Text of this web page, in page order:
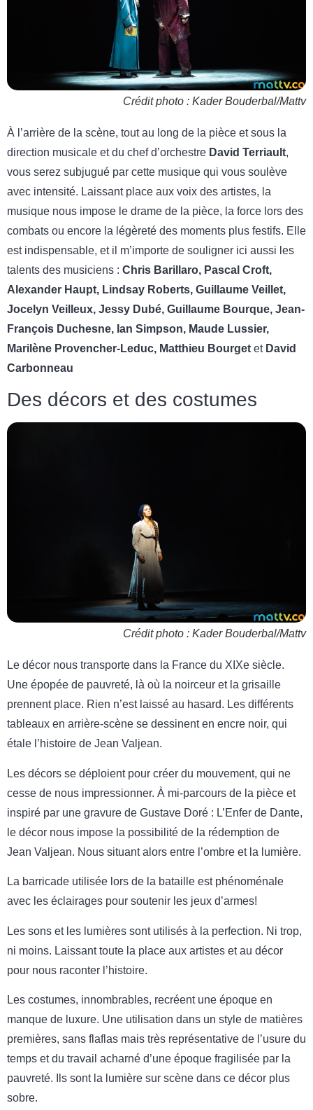
Crédit photo : Kader Bouderbal/Mattv
À l’arrière de la scène, tout au long de la pièce et sous la
direction musicale et du chef d’orchestre David Terriault,
vous serez subjugué par cette musique qui vous soulève
avec intensité. Laissant place aux voix des artistes, la
musique nous impose le drame de la pièce, la force lors des
combats ou encore la légèreté des moments plus festifs. Elle
est indispensable, et il m’importe de souligner ici aussi les
talents des musiciens : Chris Barillaro, Pascal Croft,
Alexander Haupt, Lindsay Roberts, Guillaume Veillet,
Jocelyn Veilleux, Jessy Dubé, Guillaume Bourque, Jean-
François Duchesne, Ian Simpson, Maude Lussier,
Marilène Provencher-Leduc, Matthieu Bourget et David
Carbonneau
Des décors et des costumes
Crédit photo : Kader Bouderbal/Mattv
Le décor nous transporte dans la France du XIXe siècle.
Une épopée de pauvreté, là où la noirceur et la grisaille
prennent place. Rien n’est laissé au hasard. Les différents
tableaux en arrière-scène se dessinent en encre noir, qui
étale l’histoire de Jean Valjean.
Les décors se déploient pour créer du mouvement, qui ne
cesse de nous impressionner. À mi-parcours de la pièce et
inspiré par une gravure de Gustave Doré : L’Enfer de Dante,
le décor nous impose la possibilité de la rédemption de
Jean Valjean. Nous situant alors entre l’ombre et la lumière.
La barricade utilisée lors de la bataille est phénoménale
avec les éclairages pour soutenir les jeux d’armes!
Les sons et les lumières sont utilisés à la perfection. Ni trop,
ni moins. Laissant toute la place aux artistes et au décor
pour nous raconter l’histoire.
Les costumes, innombrables, recréent une époque en
manque de luxure. Une utilisation dans un style de matières
premières, sans flaflas mais très représentative de l’usure du
temps et du travail acharné d’une époque fragilisée par la
pauvreté. Ils sont la lumière sur scène dans ce décor plus
sobre.